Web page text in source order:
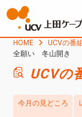
HOME UCVの番組
全願い 冬山開き
UCVの
今月の見どころ